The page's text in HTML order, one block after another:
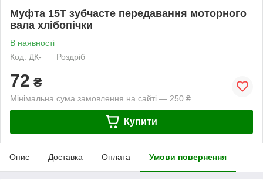
Муфта 15T зубчасте передавання моторного
вала хлібопічки
В наявності
Код: ДК-
Роздріб
72 ₴
Мінімальна сума замовлення на сайті — 250 ₴
Купити
Опис Доставка Оплата Умови повернення